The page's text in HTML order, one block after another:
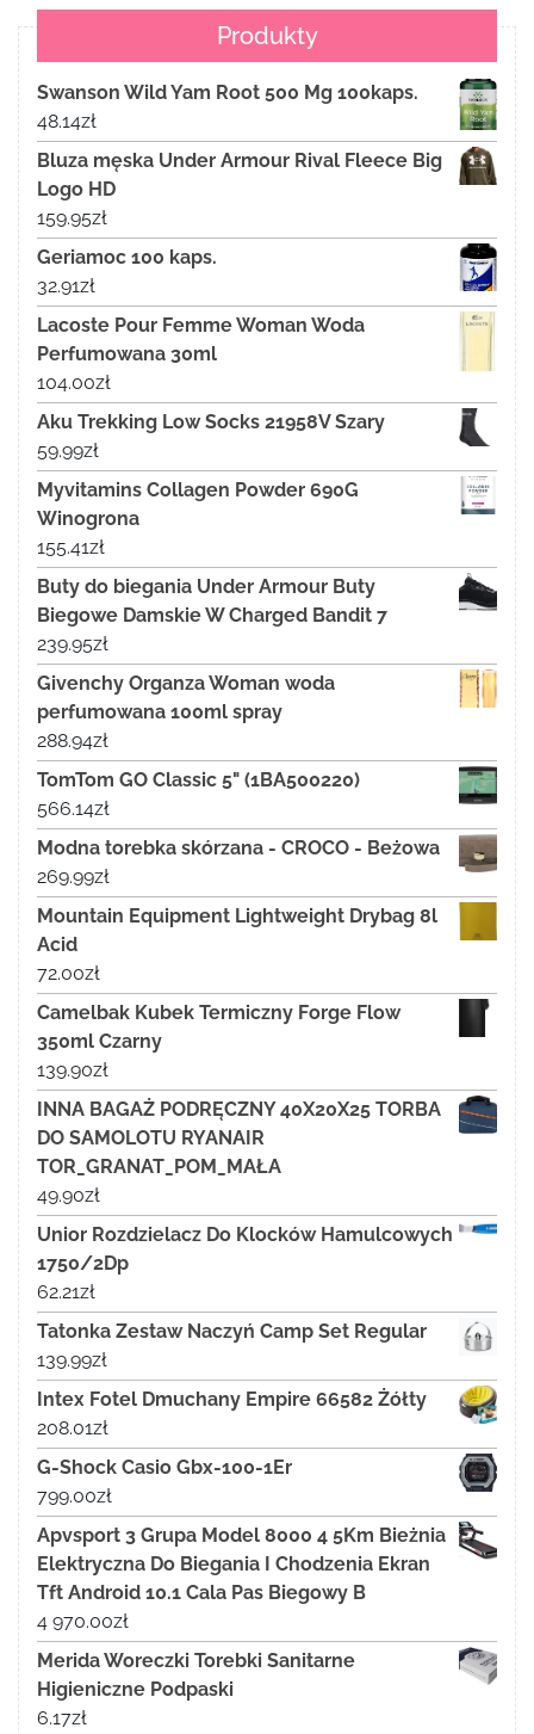
Produkty
Swanson Wild Yam Root 500 Mg 100kaps.
48.14zł
Bluza męska Under Armour Rival Fleece Big
Logo HD
159.95zł
Geriamoc 100 kaps.
32.91zł
Lacoste Pour Femme Woman Woda
Perfumowana 30ml
104.00zł
Aku Trekking Low Socks 21958V Szary
59.99zł
Myvitamins Collagen Powder 690G
Winogrona
155.41zł
Buty do biegania Under Armour Buty
Biegowe Damskie W Charged Bandit 7
239.95zł
Givenchy Organza Woman woda
perfumowana 100ml spray
288.94zł
TomTom GO Classic 5" (1BA500220)
566.14zł
Modna torebka skórzana - CROCO - Beżowa
269.99zł
Mountain Equipment Lightweight Drybag 8l
Acid
72.00zł
Camelbak Kubek Termiczny Forge Flow
350ml Czarny
139.90zł
INNA BAGAŻ PODRĘCZNY 40X20X25 TORBA
DO SAMOLOTU RYANAIR
TOR_GRANAT_POM_MAŁA
49.90zł
Unior Rozdzielacz Do Klocków Hamulcowych
1750/2Dp
62.21zł
Tatonka Zestaw Naczyń Camp Set Regular
139.99zł
Intex Fotel Dmuchany Empire 66582 Żółty
208.01zł
G-Shock Casio Gbx-100-1Er
799.00zł
Apvsport 3 Grupa Model 8000 4 5Km Bieżnia
Elektryczna Do Biegania I Chodzenia Ekran
Tft Android 10.1 Cala Pas Biegowy B
4 970.00zł
Merida Woreczki Torebki Sanitarne
Higieniczne Podpaski
6.17zł